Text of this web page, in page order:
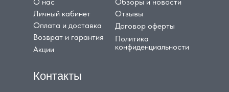
Контакты
Личный кабинет
Оплата и доставка
Возврат и гарантия
Акции
Отзывы
Договор оферты
Политика
конфиденциальности